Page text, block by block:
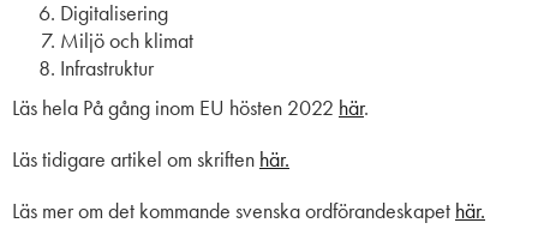
Digitalisering
Miljö och klimat
Infrastruktur
Läs hela På gång inom EU hösten 2022 här.
Läs tidigare artikel om skriften här.
Läs mer om det kommande svenska ordförandeskapet här.